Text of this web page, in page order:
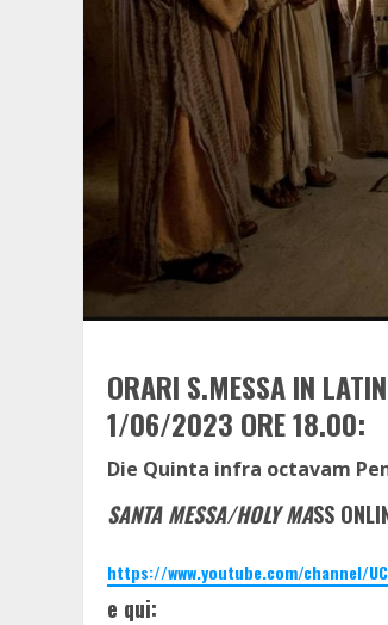
ORARI S.MESSA IN
1/06/2023 ORE 18.00:
Die Quinta infra octavam
SANTA MESSA/HOLY MASS
https://www.youtube.com/channel/
e qui: